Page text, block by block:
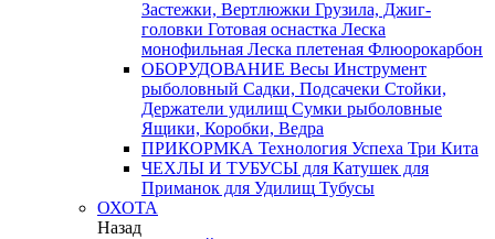
Застежки, Вертлюжки Грузила, Джиг-
головки Готовая оснастка Леска
монофильная Леска плетеная Флюорокарбон
ОБОРУДОВАНИЕ Весы Инструмент
рыболовный Садки, Подсачеки Стойки,
Держатели удилищ Сумки рыболовные
Ящики, Коробки, Ведра
ПРИКОРМКА Технология Успеха Три Кита
ЧЕХЛЫ И ТУБУСЫ для Катушек для
Приманок для Удилищ Тубусы
ОХОТА
Назад